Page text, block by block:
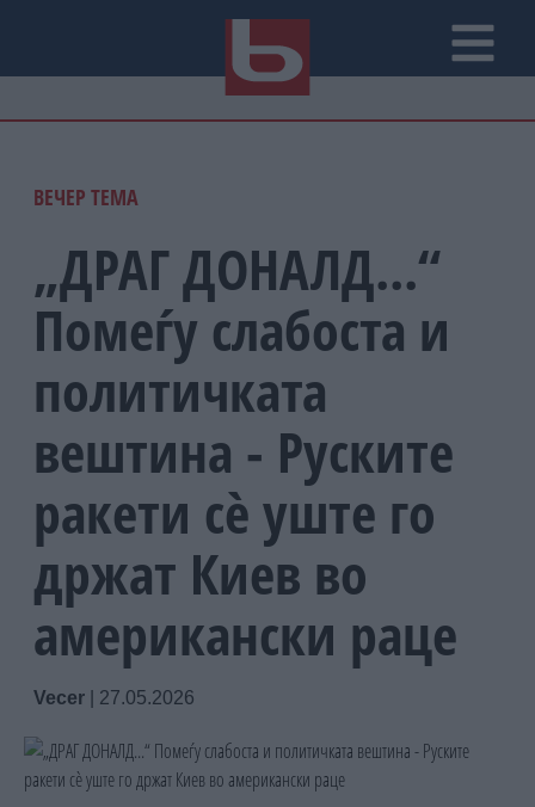
ВЕЧЕР ТЕМА
„ДРАГ ДОНАЛД...“
Помеѓу слабоста и
политичката
вештина - Руските
ракети сè уште го
држат Киев во
американски раце
Vecer 27.05.2026